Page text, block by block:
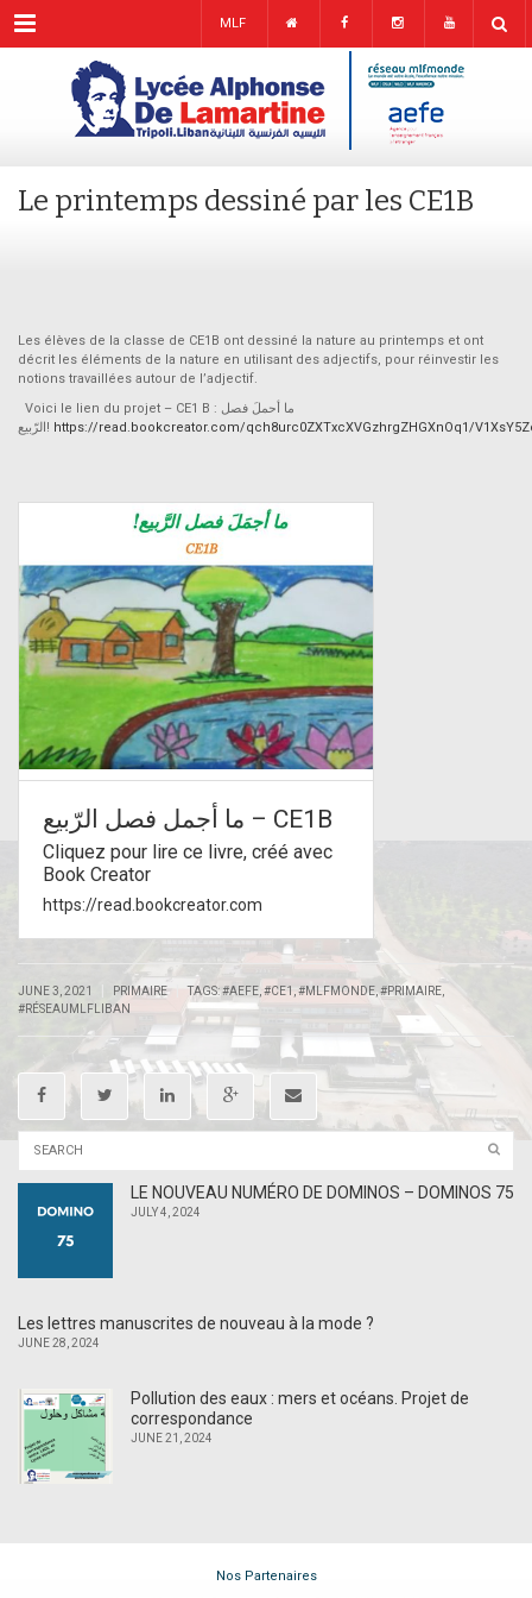
Menu MLF
Le printemps dessiné par les CE1B
Les élèves de la classe de CE1B ont dessiné la nature au printemps et ont
décrit les éléments de la nature en utilisant des adjectifs, pour réinvestir les
notions travaillées autour de l’adjectif.
Voici le lien du projet – CE1 B : ما أحملَ فصل
الرّبيع! https://read.bookcreator.com/qch8urc0ZXTxcXVGzhrgZHGXnOq1/
ما أجمل فصل الرّبيع – CE1B
Cliquez pour lire ce livre, créé avec
Book Creator
https://read.bookcreator.com
JUNE 3, 2021 PRIMAIRE TAGS:#AEFE #CE1 #MLFMONDE,#PRIMAIRE
#RÉSEAUMLFLIBAN
LE NOUVEAU NUMÉRO DE DOMINOS – DOMINOS 75
JULY 4, 2024
Les lettres manuscrites de nouveau à la mode ?
JUNE 28, 2024
Pollution des eaux : mers et océans. Projet de
correspondance
JUNE 21, 2024
Nos Partenaires